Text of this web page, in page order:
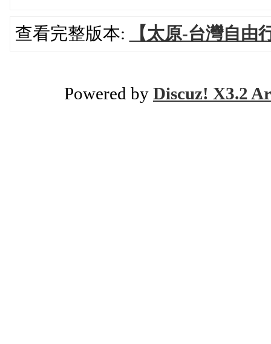
查看完整版本: 【太原-台灣自由
Powered by Discuz! X3.2